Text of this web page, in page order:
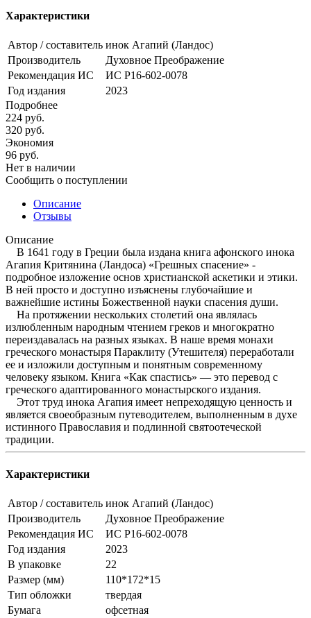
Характеристики
Автор / составитель инок Агапий (Ландос)
Производитель
Духовное Преображение
Рекомендация ИС
ИС Р16-602-0078
Год издания
2023
Подробнее
224 руб.
320 руб.
Экономия
96 руб.
Нет в наличии
Сообщить о поступлении
Описание
Отзывы
Описание
В 1641 году в Греции была издана книга афонского инока
Агапия Критянина (Ландоса) «Грешных спасение» -
подробное изложение основ христианской аскетики и этики.
В ней просто и доступно изъяснены глубочайшие и
важнейшие истины Божественной науки спасения души.
На протяжении нескольких столетий она являлась
излюбленным народным чтением греков и многократно
переиздавалась на разных языках. В наше время монахи
греческого монастыря Параклиту (Утешителя) переработали
ее и изложили доступным и понятным современному
человеку языком. Книга «Как спастись» — это перевод с
греческого адаптированного монастырского издания.
Этот труд инока Агапия имеет непреходящую ценность и
является своеобразным путеводителем, выполненным в духе
истинного Православия и подлинной святоотеческой
традиции.
Характеристики
Автор / составитель инок Агапий (Ландос)
Производитель
Духовное Преображение
Рекомендация ИС
ИС Р16-602-0078
Год издания
2023
В упаковке
22
Размер (мм)
110*172*15
Тип обложки
твердая
Бумага
офсетная